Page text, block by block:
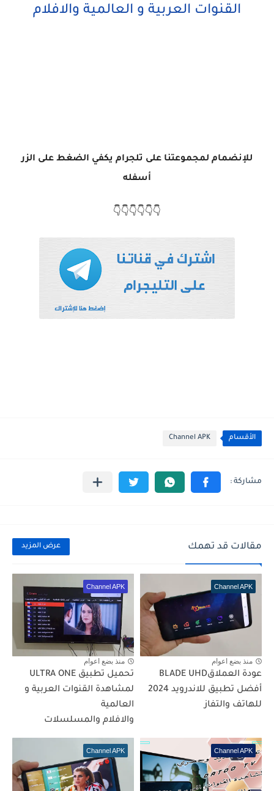
القنوات العربية و العالمية والافلام
للإنضمام لمجموعتنا على تلجرام يكفي الضغط على الزر
أسفله
👇👇👇👇👇👇
الأقسام Channel APK
مقالات قد تهمك عرض المزيد
Channel APK
منذ بضع اعوام
عودة العملاقBLADE UHD
أفضل تطبيق للاندرويد 2024
للهاتف والتفاز
Channel APK
منذ بضع اعوام
تحميل تطبيق ULTRA ONE
لمشاهدة القنوات العربية و
العالمية
والافلام والمسلسلات
Channel APK
Channel APK